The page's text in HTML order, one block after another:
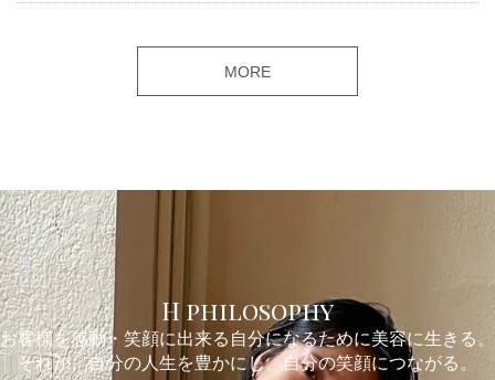
MORE
H philosophy
お客様を感動・笑顔に出来る自分になるために美容に生きる。
それが、自分の人生を豊かにし、自分の笑顔につながる。